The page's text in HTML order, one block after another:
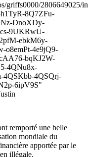
griffs0000/2806649025/
8Q7ZFu-
DnoXDy-
9UKRwU-
ebkM6y-
o8emPt-4e9jQ9-
bqKJ2W-
4QNu8x-
4QSKbb-4QSQrj-
6ipV9S"
remporté une belle
mondiale du
apportée par le
illégale.